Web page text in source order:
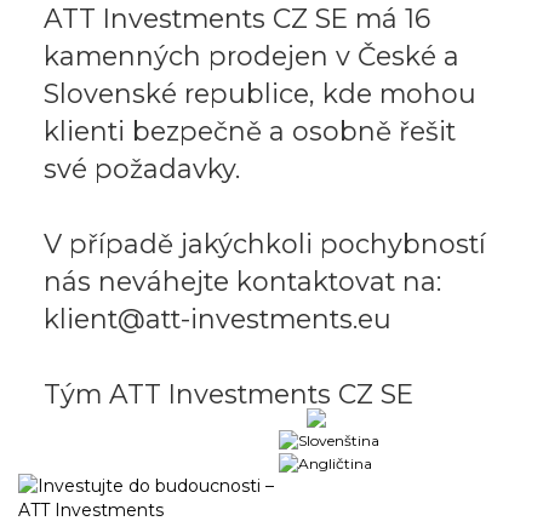
ATT Investments CZ SE má 16
kamenných prodejen v České a
Slovenské republice, kde mohou
klienti bezpečně a osobně řešit
své požadavky.
V případě jakýchkoli pochybností
nás neváhejte kontaktovat na:
klient@att-investments.eu
Tým ATT Investments CZ SE